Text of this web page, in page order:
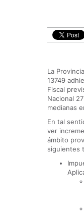
La
13749
Fiscal
Nacional
medianas
En tal
ver
ámbito
siguientes